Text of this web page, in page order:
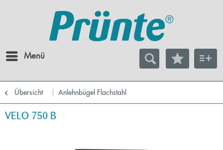
Menü
Übersicht Anlehnbügel Flachstahl
VELO 750 B